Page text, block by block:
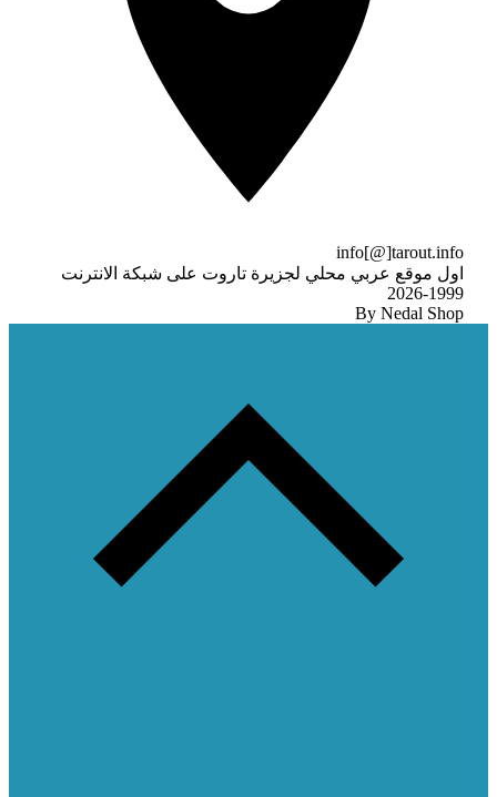
info[@]tarout.info
اول موقع عربي محلي لجزيرة تاروت على شبكة الانترنت
1999-2026
By Nedal Shop